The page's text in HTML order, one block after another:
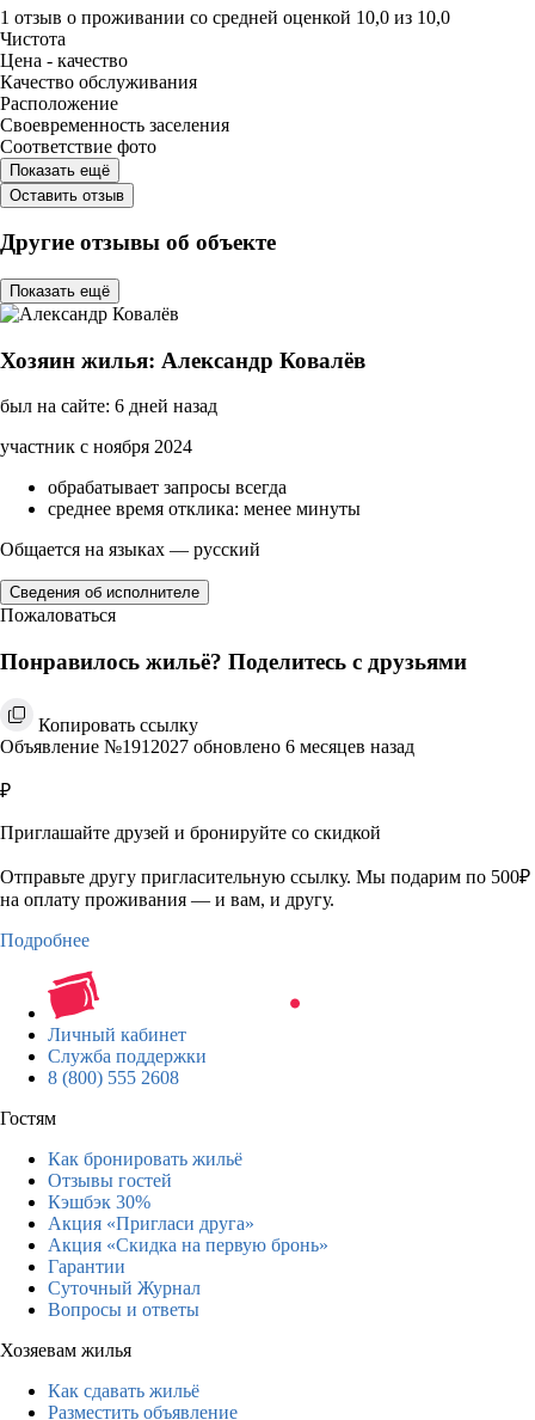
1 отзыв о проживании со средней оценкой 10,0 из 10,0
Чистота
Цена - качество
Качество обслуживания
Расположение
Своевременность заселения
Соответствие фото
Показать ещё
Оставить отзыв
Другие отзывы об объекте
Показать ещё
Хозяин жилья: Александр Ковалёв
был на сайте: 6 дней назад
участник с ноября 2024
обрабатывает запросы всегда
среднее время отклика: менее минуты
Общается на языках — русский
Сведения об исполнителе
Пожаловаться
Понравилось жильё? Поделитесь с друзьями
Копировать ссылку
Объявление №1912027 обновлено 6 месяцев назад
₽
Приглашайте друзей и бронируйте со скидкой
Отправьте другу пригласительную ссылку. Мы подарим по 500₽
на оплату проживания — и вам, и другу.
Подробнее
Личный кабинет
Служба поддержки
8 (800) 555 2608
Гостям
Как бронировать жильё
Отзывы гостей
Кэшбэк 30%
Акция «Пригласи друга»
Акция «Скидка на первую бронь»
Гарантии
Суточный Журнал
Вопросы и ответы
Хозяевам жилья
Как сдавать жильё
Разместить объявление